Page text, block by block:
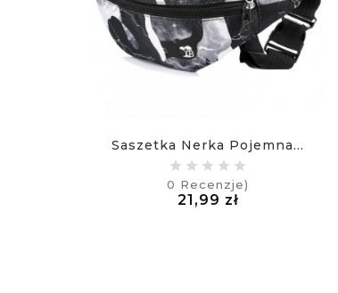
Saszetka Nerka Pojemna...
0 Recenzje)
21,99 złCena